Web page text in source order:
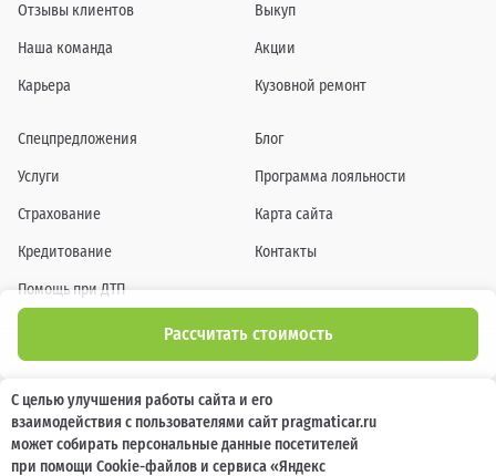
Рассчитать стоимость
Отзывы клиентов
Наша команда
Карьера
Выкуп
Акции
Кузовной ремонт
Спецпредложения
Услуги
Страхование
Кредитование
Помощь при ДТП
Блог
Программа лояльности
Карта сайта
Контакты
Информация о технических характеристиках, составе комплектаций, цветовой
гамме и стоимости автомобилей, а также действующих акциях, сроках и условиях
их проведения, указанных на сайте www.pragmaticar.ru, носит информационный
характер и ни при каких условиях не является публичной офертой,
определяемой положениями пунктом 2 статьи 437 Гражданского кодекса
Российской Федерации. Для получения подробной информации обращайтесь к
С целью улучшения работы сайта и его
взаимодействия с пользователями сайт pragmaticar.ru
может собирать персональные данные посетителей
при помощи Cookie-файлов и сервиса «Яндекс